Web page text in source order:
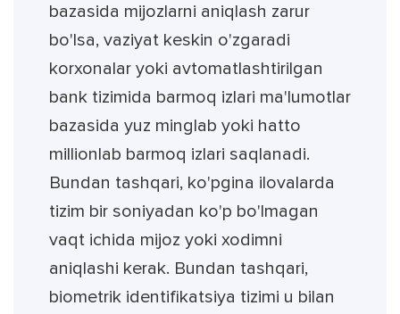
bazasida mijozlarni aniqlash zarur
bo'lsa, vaziyat keskin o'zgaradi
korxonalar yoki avtomatlashtirilgan
bank tizimida barmoq izlari ma'lumotlar
bazasida yuz minglab yoki hatto
millionlab barmoq izlari saqlanadi.
Bundan tashqari, ko'pgina ilovalarda
tizim bir soniyadan ko'p bo'lmagan
vaqt ichida mijoz yoki xodimni
aniqlashi kerak. Bundan tashqari,
biometrik identifikatsiya tizimi u bilan